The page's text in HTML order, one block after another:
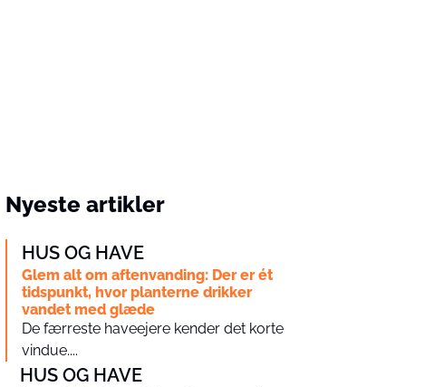
Nyeste artikler
HUS OG HAVE
Glem alt om aftenvanding: Der er ét
tidspunkt, hvor planterne drikker
vandet med glæde
De færreste haveejere kender det korte
vindue....
HUS OG HAVE